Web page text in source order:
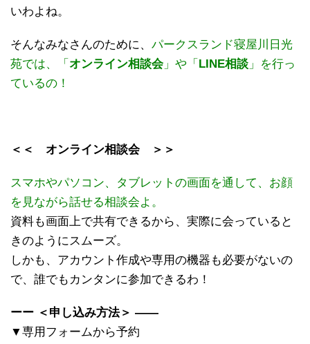
いわよね。
そんなみなさんのために、 パークスランド寝屋川日光
苑では、「 オンライン相談会 」や「 LINE相談 」を行っ
ているの！
＜＜ オンライン相談会 ＞＞
スマホやパソコン、タブレットの画面を通して、お顔
を見ながら話せる相談会よ。
資料も画面上で共有できるから、実際に会っていると
きのようにスムーズ。
しかも、アカウント作成や専用の機器も必要がないの
で、誰でもカンタンに参加できるわ！
ーー ＜申し込み方法＞ ――
▼専用フォームから予約